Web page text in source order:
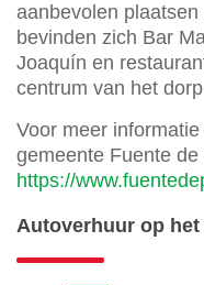
aanbevolen
bevinden zich Bar
Joaquín en
centrum van het
Voor meer
gemeente Fuente
https://
Autoverhuur op